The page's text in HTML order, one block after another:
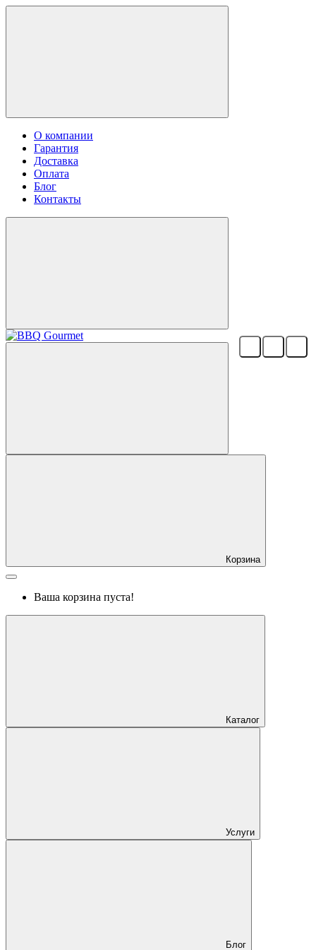
О компании
Гарантия
Доставка
Оплата
Блог
Контакты
Корзина
Ваша корзина пуста!
Каталог
Услуги
Блог